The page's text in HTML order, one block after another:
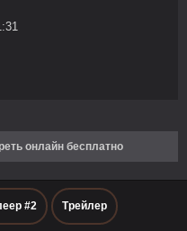
онлайн бесплатно
#2 Трейлер